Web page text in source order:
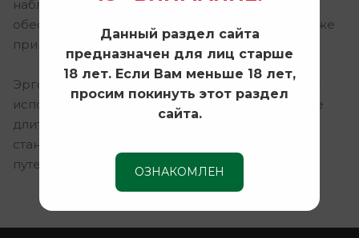
наблюдения, а объектив диаметром 40 мм
обеспечивает яркое и четкое изображение даже
при недостаточном освещении.
Эргономичный дизайн и легкий корпус делают
использование бинокля комфортным в течение
длительного времени. Levenhuk Atom 7–21x40
станет вашим незаменимым спутником в
путешествиях и походах.
Данный раздел сайта
предназначен для лиц старше
18 лет. Если Вам меньше 18 лет,
просим покинуть этот раздел
сайта.
ОЗНАКОМЛЕН